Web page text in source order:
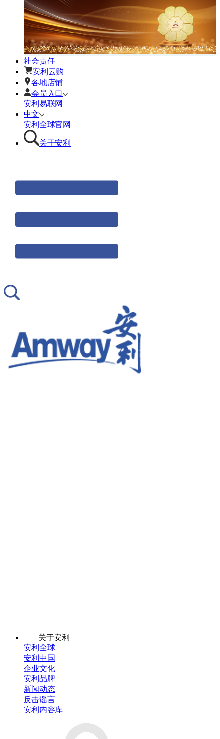
社会责任
安利云购
各地店铺
会员入口
安利易联网
中文
安利全球官网
关于安利
关于安利
安利全球
安利中国
企业文化
安利品牌
新闻动态
反击谣言
安利内容库